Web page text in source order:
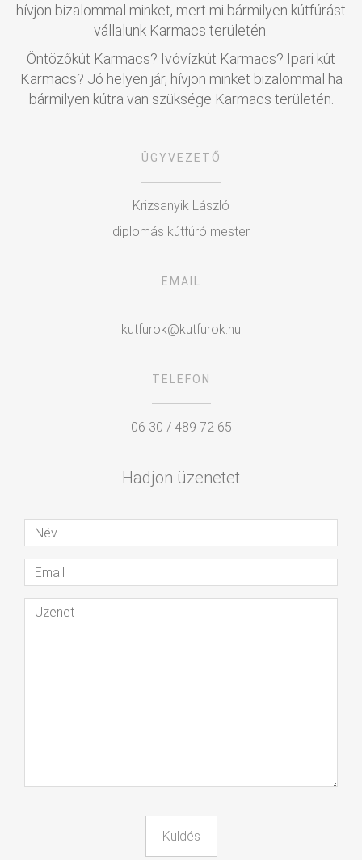
hívjon bizalommal minket, mert mi bármilyen kútfúrást
vállalunk Karmacs területén.
Öntözőkút Karmacs? Ivóvízkút Karmacs? Ipari kút
Karmacs? Jó helyen jár, hívjon minket bizalommal ha
bármilyen kútra van szüksége Karmacs területén.
ÜGYVEZETŐ
Krizsanyik László
diplomás kútfúró mester
EMAIL
kutfurok@kutfurok.hu
TELEFON
06 30 / 489 72 65
Hadjon üzenetet